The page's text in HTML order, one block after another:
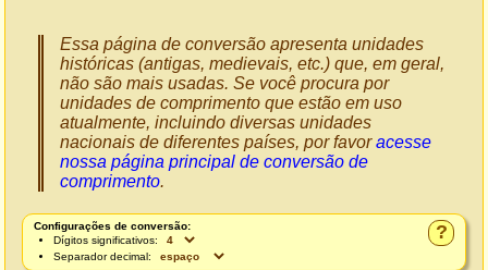
Essa página de conversão apresenta unidades
históricas (antigas, medievais, etc.) que, em geral,
não são mais usadas. Se você procura por
unidades de comprimento que estão em uso
atualmente, incluindo diversas unidades
nacionais de diferentes países, por favoracesse
nossa página principal de conversão de
comprimento.
?
Configurações de conversão:
Dígitos significativos:
Separador decimal: